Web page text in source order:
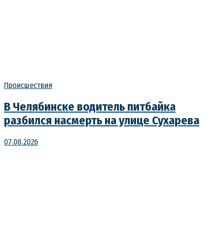
Происшествия
В Челябинске водитель питбайка
разбился насмерть на улице Сухарева
07.08.2026